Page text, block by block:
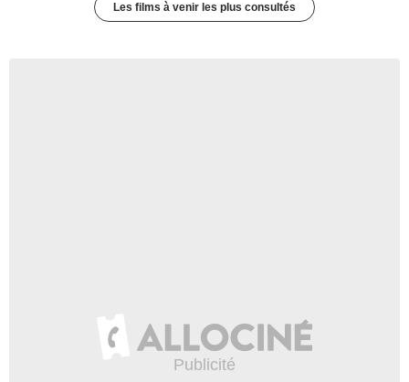
Les films à venir les plus consultés